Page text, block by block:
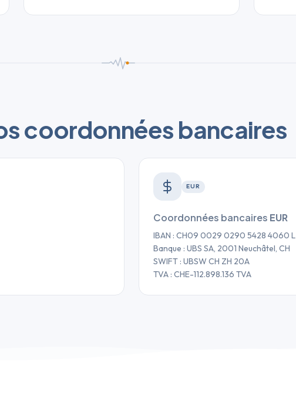
coordonnées bancaires
EUR
Coordonnées bancaires EUR
IBAN : CH09 0029 0290 5428 4060 L
Banque : UBS SA, 2001 Neuchâtel, CH
SWIFT : UBSW CH ZH 20A
TVA : CHE-112.898.136 TVA